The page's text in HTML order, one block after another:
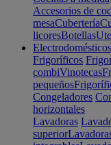
Accesorios de
mesaCubertería
licoresBotellas
Electrodomésticos
Frigoríficos
combiVinotecas
pequeños
Congeladores
horizontales
Lavadoras
superior